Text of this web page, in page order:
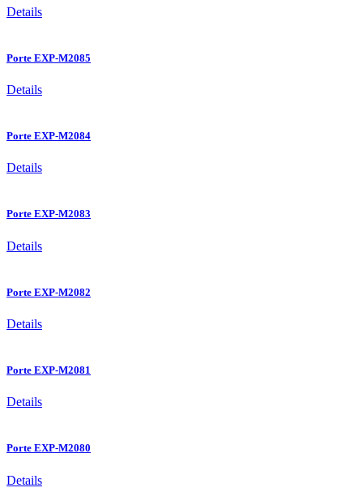
Details
Porte EXP-M2085
Details
Porte EXP-M2084
Details
Porte EXP-M2083
Details
Porte EXP-M2082
Details
Porte EXP-M2081
Details
Porte EXP-M2080
Details